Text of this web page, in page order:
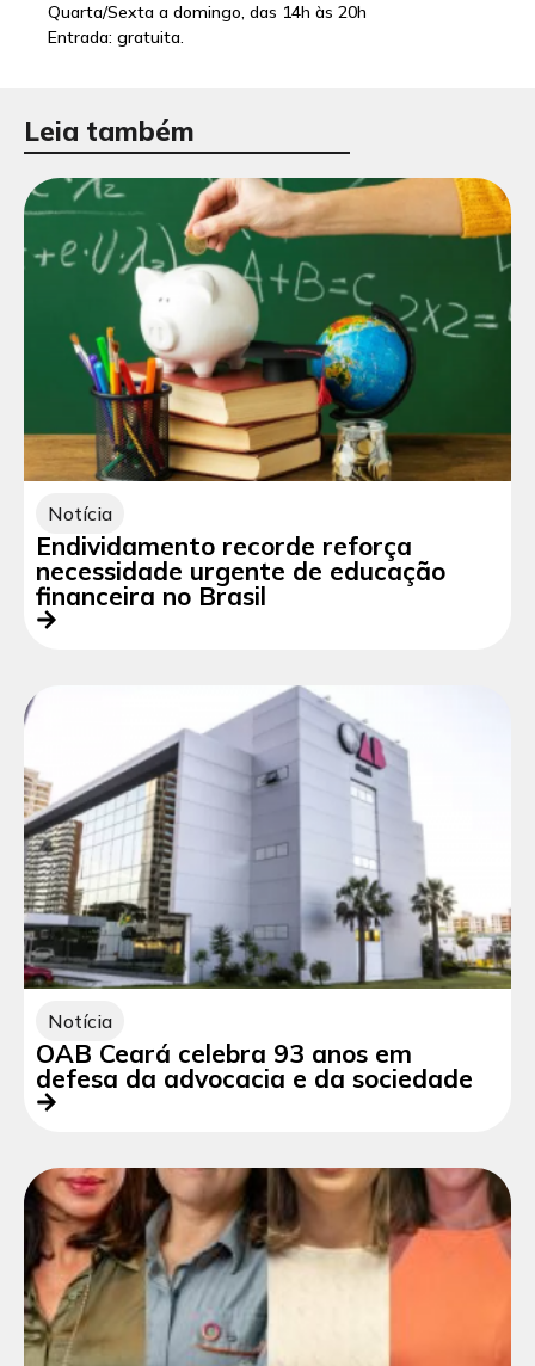
Quarta/Sexta a domingo, das 14h às 20h
Entrada: gratuita.
Leia também
Notícia
Endividamento recorde reforça
necessidade urgente de educação
financeira no Brasil
Notícia
OAB Ceará celebra 93 anos em
defesa da advocacia e da sociedade